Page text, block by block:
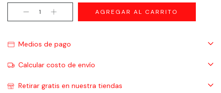
Medios de pago
Calcular costo de envío
Retirar gratis en nuestra tiendas